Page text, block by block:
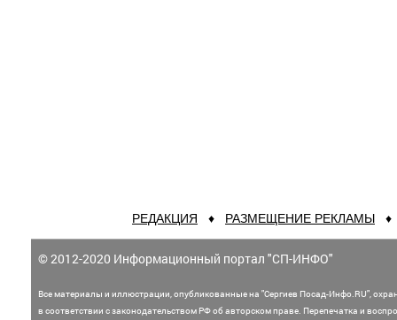
РЕДАКЦИЯ ♦ РАЗМЕЩЕНИЕ РЕКЛАМЫ
© 2012-2020 Информационный портал "СП-ИНФО"
Все материалы и иллюстрации,опубликованные на "Сергиев Посад-Инфо.RU",
в соответствии с законодательством РФ об авторском праве. Перепечатка и